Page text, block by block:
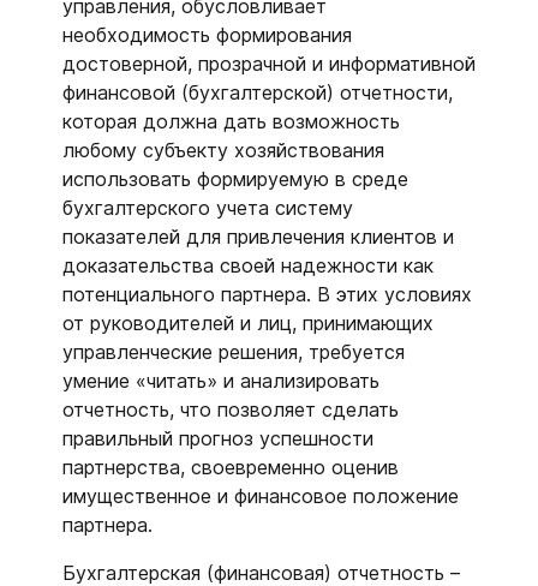
управления, обусловливает
необходимость формирования
достоверной, прозрачной и информативной
финансовой (бухгалтерской) отчетности,
которая должна дать возможность
любому субъекту хозяйствования
использовать формируемую в среде
бухгалтерского учета систему
показателей для привлечения клиентов и
доказательства своей надежности как
потенциального партнера. В этих условиях
от руководителей и лиц, принимающих
управленческие решения, требуется
умение «читать» и анализировать
отчетность, что позволяет сделать
правильный прогноз успешности
партнерства, своевременно оценив
имущественное и финансовое положение
партнера.
Бухгалтерская (финансовая) отчетность –